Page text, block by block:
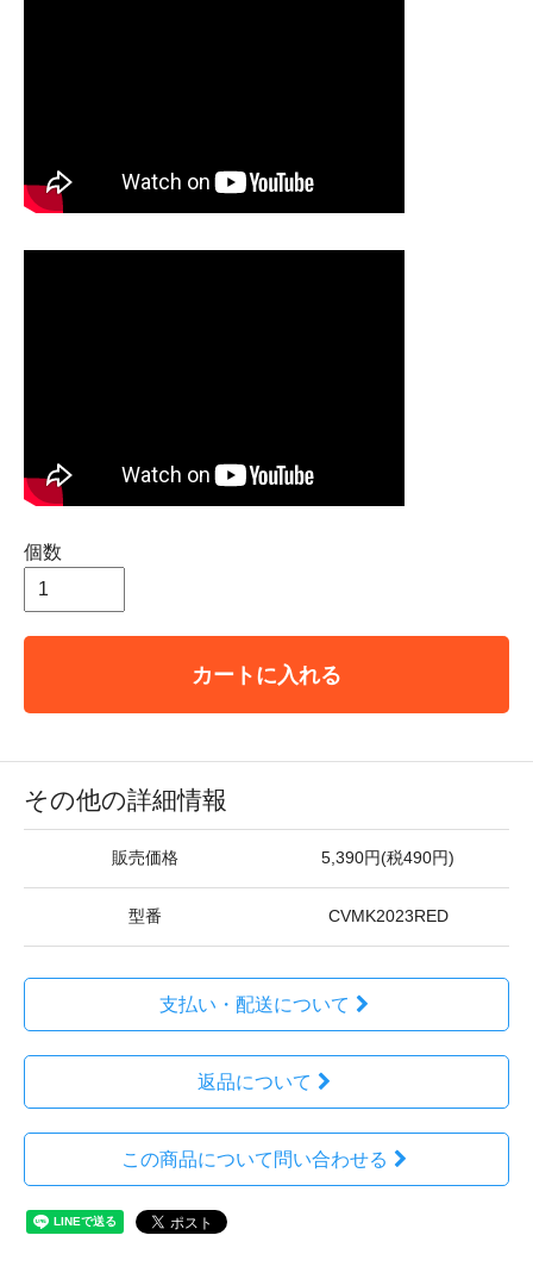
個数
カートに入れる
その他の詳細情報
販売価格 5,390円(税490円)
型番 CVMK2023RED
支払い・配送について
返品について
この商品について問い合わせる